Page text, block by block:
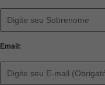
Email: